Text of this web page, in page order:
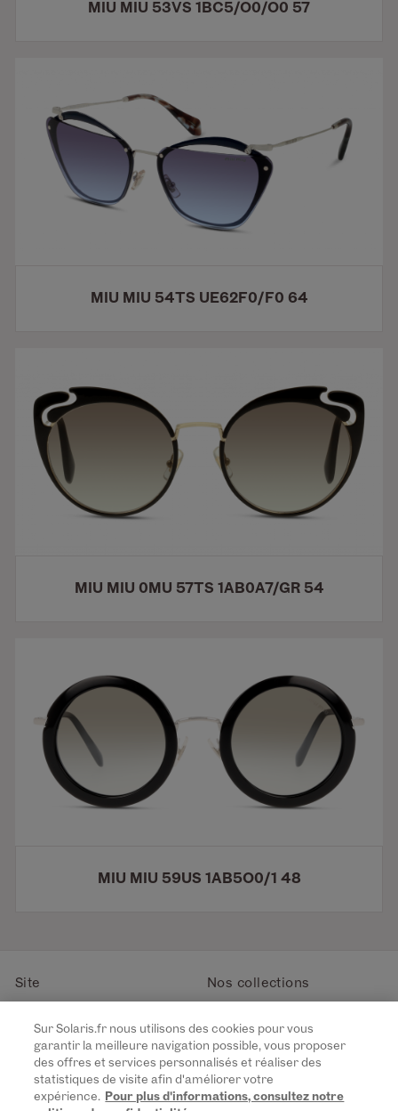
MIU MIU 53VS 1BC5/O0/O0 57
MIU MIU 54TS UE62F0/F0 64
MIU MIU 0MU 57TS 1AB0A7/GR 54
MIU MIU 59US 1AB5O0/1 48
Site
Rejoignez-nous
La Carte de Garantie Solaris
Contact
Nos collections
Lunettes de soleil homme
Lunettes de soleil enfant
Sur Solaris.fr nous utilisons des cookies pour vous
garantir la meilleure navigation possible, vous proposer
des offres et services personnalisés et réaliser des
statistiques de visite afin d'améliorer votre
expérience. Pour plus d'informations, consultez notre